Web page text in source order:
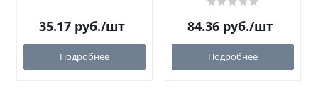
35.17 руб./шт
Подробнее
84.36 руб./шт
Подробнее